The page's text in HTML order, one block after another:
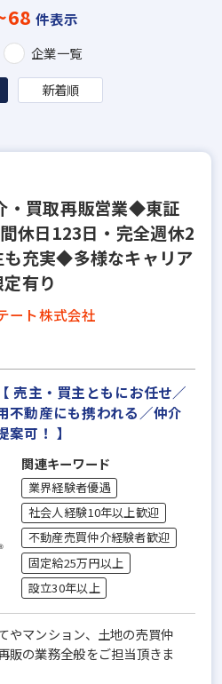
件表示
企業一覧
新着順
・買取再販営業◆東証
休日123日・完全週休2
充実◆多様なキャリア
有り
ート株式会社
売主・買主ともにお任せ／
不動産にも携われる／仲介
可！ 】
関連キーワード
業界経験者優遇
社会人経験10年以上歓迎
不動産売買仲介経験者歓迎
固定給25万円以上
設立30年以上
やマンション、土地の売買仲
販の業務全般をご担当頂きま